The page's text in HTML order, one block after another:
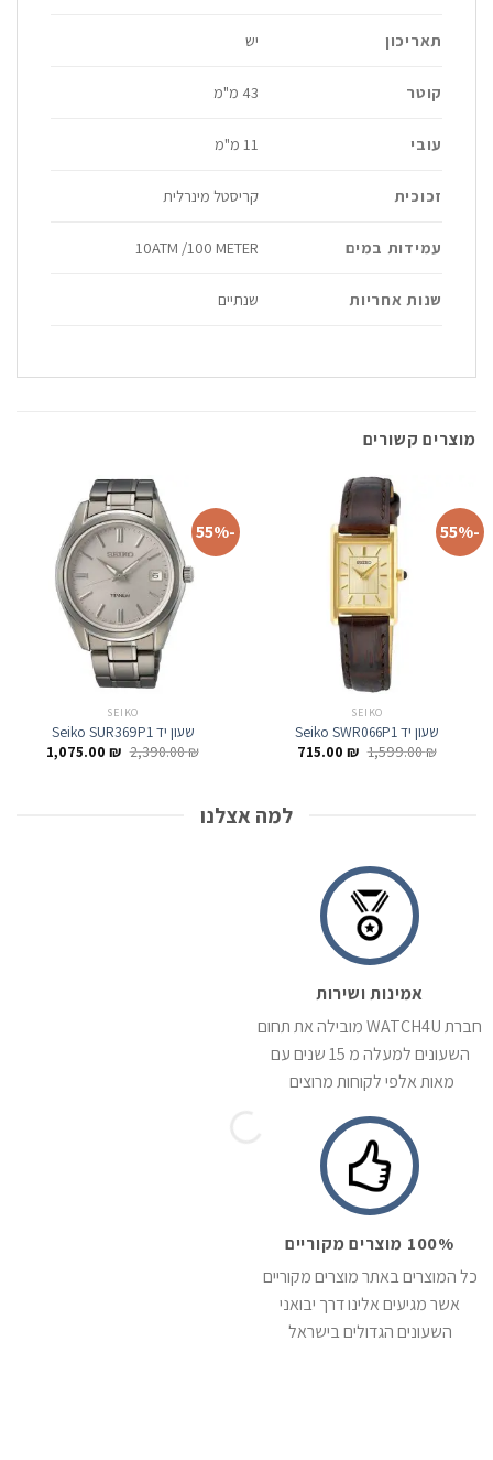
תאריכון יש
קוטר 43 מ"מ
עובי 11 מ"מ
זכוכית קריסטל מינרלית
עמידות במים 10ATM /100 METER
שנות אחריות שנתיים
מוצרים קשורים
-55%
SEIKO
שעון יד Seiko SWR066P1
1,599.00₪ המחיר
715.00₪ המחיר
-55%
SEIKO
שעון יד Seiko SUR369P1
2,390.00₪ המחיר
1,075.00₪ המחיר
למה אצלנו
אמינות ושירות
חברת WATCH4U מובילה את תחום
השעונים למעלה מ 15 שנים עם
מאות אלפי לקוחות מרוצים
100% מוצרים מקוריים
כל המוצרים באתר מוצרים מקוריים
אשר מגיעים אלינו דרך יבואני
השעונים הגדולים בישראל